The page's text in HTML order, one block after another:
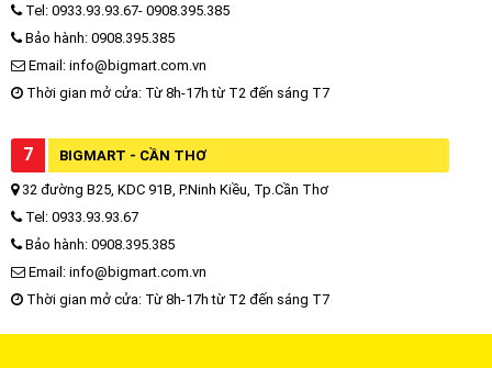
Tel: 0933.93.93.67- 0908.395.385
Bảo hành: 0908.395.385
Email: info@bigmart.com.vn
Thời gian mở cửa: Từ 8h-17h từ T2 đến sáng T7
7 BIGMART - CẦN THƠ
32 đường B25, KDC 91B, P.Ninh Kiều, Tp.Cần Thơ
Tel: 0933.93.93.67
Bảo hành: 0908.395.385
Email: info@bigmart.com.vn
Thời gian mở cửa: Từ 8h-17h từ T2 đến sáng T7